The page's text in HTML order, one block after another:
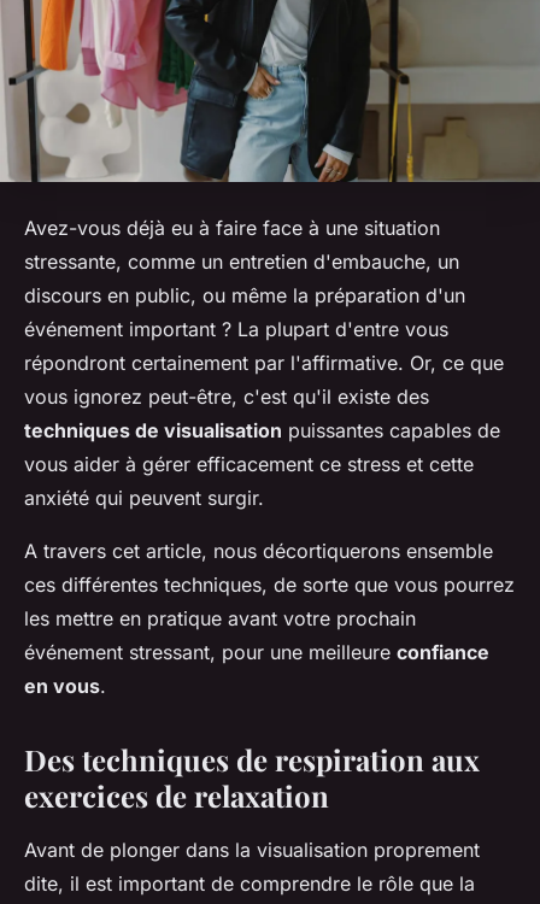
Avez-vous déjà eu à faire face à une situation
stressante, comme un entretien d'embauche, un
discours en public, ou même la préparation d'un
événement important ? La plupart d'entre vous
répondront certainement par l'affirmative. Or, ce que
vous ignorez peut-être, c'est qu'il existe des
techniques de visualisation puissantes capables de
vous aider à gérer efficacement ce stress et cette
anxiété qui peuvent surgir.
A travers cet article, nous décortiquerons ensemble
ces différentes techniques, de sorte que vous pourrez
les mettre en pratique avant votre prochain
événement stressant, pour une meilleure confiance
en vous.
Des techniques de respiration aux
exercices de relaxation
Avant de plonger dans la visualisation proprement
dite, il est important de comprendre le rôle que la